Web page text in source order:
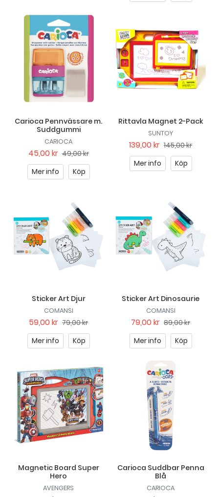
Carioca Pennvässare m.
Suddgummi
CARIOCA
45,00 kr 49,00 kr
Mer info
Köp
Rittavla Magnet 2-Pack
SUNTOY
139,00 kr 145,00 kr
Mer info
Köp
Sticker Art Djur
COMANSI
59,00 kr 79,00 kr
Mer info
Köp
Sticker Art Dinosaurie
COMANSI
79,00 kr 89,00 kr
Mer info
Köp
Magnetic Board Super
Hero
AVENGERS
Carioca Suddbar Penna
Blå
CARIOCA